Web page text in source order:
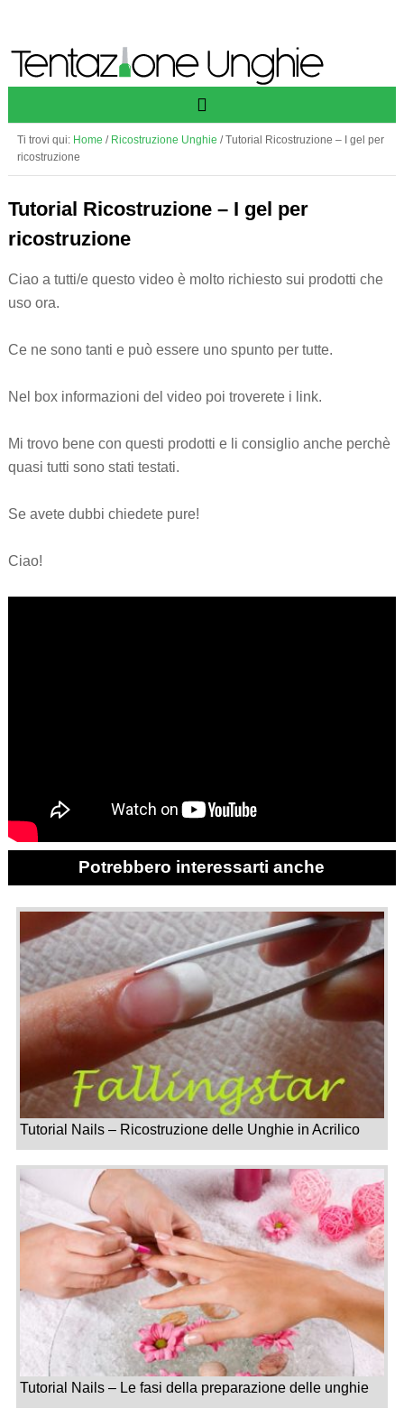
Ti trovi qui: Home / Ricostruzione Unghie /Tutorial Ricostruzione – I gel per
ricostruzione
Tutorial Ricostruzione – I gel per
ricostruzione
Ciao a tutti/e questo video è molto richiesto sui prodotti che
uso ora.
Ce ne sono tanti e può essere uno spunto per tutte.
Nel box informazioni del video poi troverete i link.
Mi trovo bene con questi prodotti e li consiglio anche perchè
quasi tutti sono stati testati.
Se avete dubbi chiedete pure!
Ciao!
Potrebbero interessarti anche
Tutorial Nails – Ricostruzione delle Unghie in Acrilico
Tutorial Nails – Le fasi della preparazione delle unghie